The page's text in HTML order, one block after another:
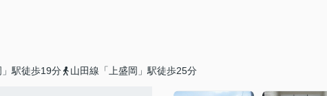
駅徒歩19分 山田線「上盛岡」駅徒歩25分